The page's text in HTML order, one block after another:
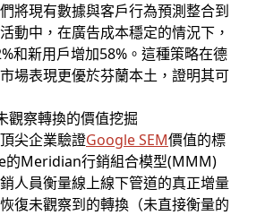
將現有數據與客戶行為預測整合到
動中，在廣告成本穩定的情況下，
和新用戶增加58%。這種策略在德
場表現更優於芬蘭本土，證明其可
觀察轉換的價值挖掘
尖企業驗證Google SEM價值的標
的Meridian行銷組合模型(MMM)
人員衡量線上線下管道的真正增量
復未觀察到的轉換（未直接衡量的